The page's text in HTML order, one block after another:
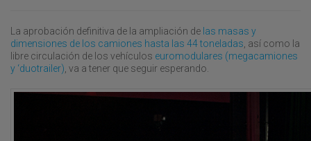
La aprobación definitiva de la ampliación de las masas y
dimensiones de los camiones hasta las 44 toneladas , así como la
libre circulación de los vehículos euromodulares (megacamiones
y ‘duotrailer) , va a tener que seguir esperando.